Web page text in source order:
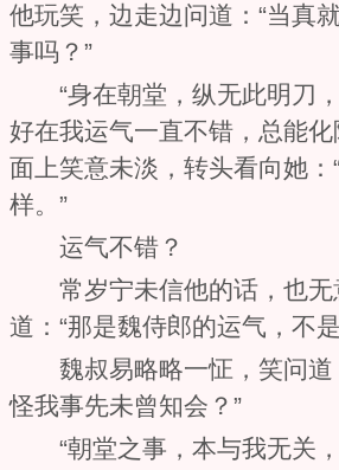
他玩笑，边走边问道：“当真
事吗？”
“身在朝堂，纵无此明
好在我运气一直不错，总能化
面上笑意未淡，转头看向她：
样。”
运气不错？
常岁宁未信他的话，也无
道：“那是魏侍郎的运气，不
魏叔易略略一怔，笑问道
怪我事先未曾知会？”
“朝堂之事，本与我无关